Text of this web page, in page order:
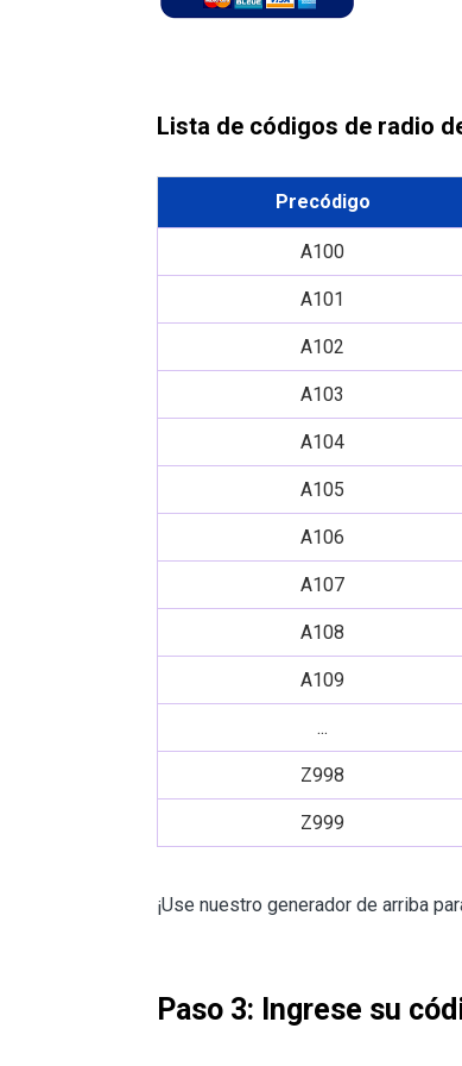
Lista de códigos de radio
Precódigo
A100
A101
A102
A103
A104
A105
A106
A107
A108
A109
...
Z998
Z999
¡Use nuestro generador de arriba
Paso 3: Ingrese su